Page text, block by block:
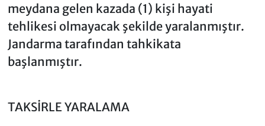
meydana gelen kazada (1) kişi hayati
tehlikesi olmayacak şekilde yaralanmıştır.
Jandarma tarafından tahkikata
başlanmıştır.
TAKSİRLE YARALAMA